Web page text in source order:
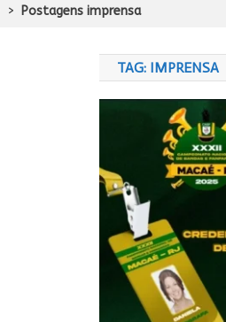
> Postagens imprensa
TAG: IMPRENSA